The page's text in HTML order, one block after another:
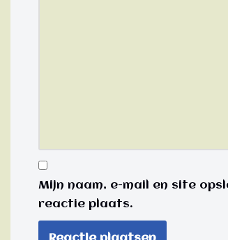
Mijn naam, e-mail en site
reactie plaats.